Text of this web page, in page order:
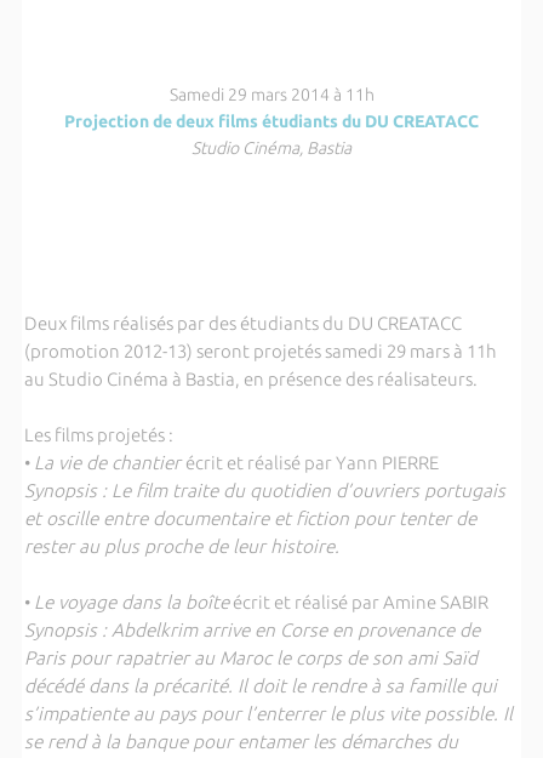
Samedi 29 mars 2014 à 11h
Projection de deux films étudiants du DU CREATACC
Studio Cinéma, Bastia
Deux films réalisés par des étudiants du DU CREATACC
(promotion 2012-13) seront projetés samedi 29 mars à 11h
au Studio Cinéma à Bastia, en présence des réalisateurs.
Les films projetés :
• La vie de chantierécrit et réalisé par Yann PIERRE
Synopsis : Le film traite du quotidien d’ouvriers portugais
et oscille entre documentaire et fiction pour tenter de
rester au plus proche de leur histoire.
• Le voyage dans la boîteécrit et réalisé par Amine SABIR
Synopsis : Abdelkrim arrive en Corse en provenance de
Paris pour rapatrier au Maroc le corps de son ami Saïd
décédé dans la précarité. Il doit le rendre à sa famille qui
s’impatiente au pays pour l’enterrer le plus vite possible. Il
se rend à la banque pour entamer les démarches du